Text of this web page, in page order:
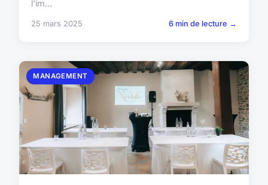
l'im...
25 mars 2025 6 min de lecture →
MANAGEMENT